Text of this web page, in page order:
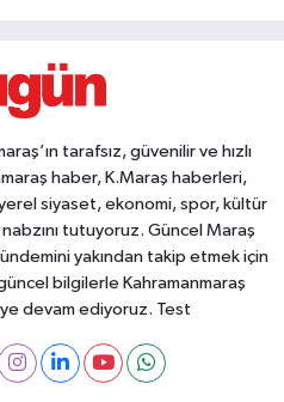
tarafsız, güvenilir ve hızlı
haber, K.Maraş haberleri,
siyaset, ekonomi, spor, kültür
tutuyoruz. Güncel Maraş
yakından takip etmek için
bilgilerle Kahramanmaraş
devam ediyoruz. Test